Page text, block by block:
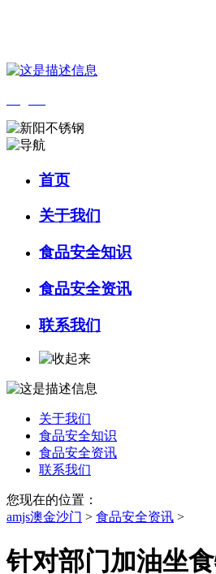
首页
关于我们
食品安全知识
食品安全资讯
联系我们
关于我们
食品安全知识
食品安全资讯
联系我们
您现在的位置：
amjs澳金沙门 > 食品安全资讯 >
针对部门加油坐